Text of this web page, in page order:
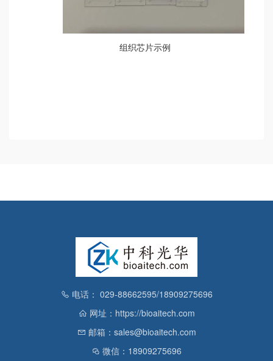
组织芯片示例
电话： 029-88662595/18909275696
网址：https://bioaitech.com
邮箱：sales@bioaitech.com
微信：18909275696